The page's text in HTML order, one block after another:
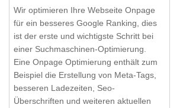
Wir optimieren Ihre Webseite Onpage
für ein besseres Google Ranking, dies
ist der erste und wichtigste Schritt bei
einer Suchmaschinen-Optimierung.
Eine Onpage Optimierung enthält zum
Beispiel die Erstellung von Meta-Tags,
besseren Ladezeiten, Seo-
Überschriften und weiteren aktuellen